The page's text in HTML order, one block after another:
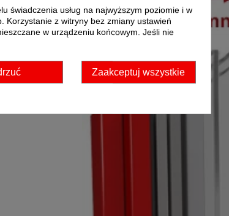
85 mm. Trzecia
jest mistrzem w
obiekcie
świadczenia usług na najwyższym poziomie i w
Korzystanie z witryny bez zmiany ustawień
w urządzeniu końcowym. Jeśli nie
Zaakceptuj wszystkie